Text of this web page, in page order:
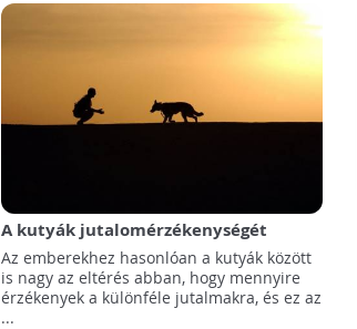
A kutyák jutalomérzékenységét
kutatta az ELTE Etológiai Tanszéke
Az emberekhez hasonlóan a kutyák között
is nagy az eltérés abban, hogy mennyire
érzékenyek a különféle jutalmakra, és ez az
...